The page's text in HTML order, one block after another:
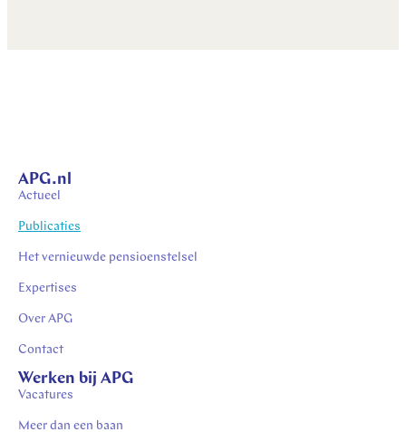
APG.nl
Actueel
Publicaties
Het vernieuwde pensioenstelsel
Expertises
Over APG
Contact
Werken bij APG
Vacatures
Meer dan een baan